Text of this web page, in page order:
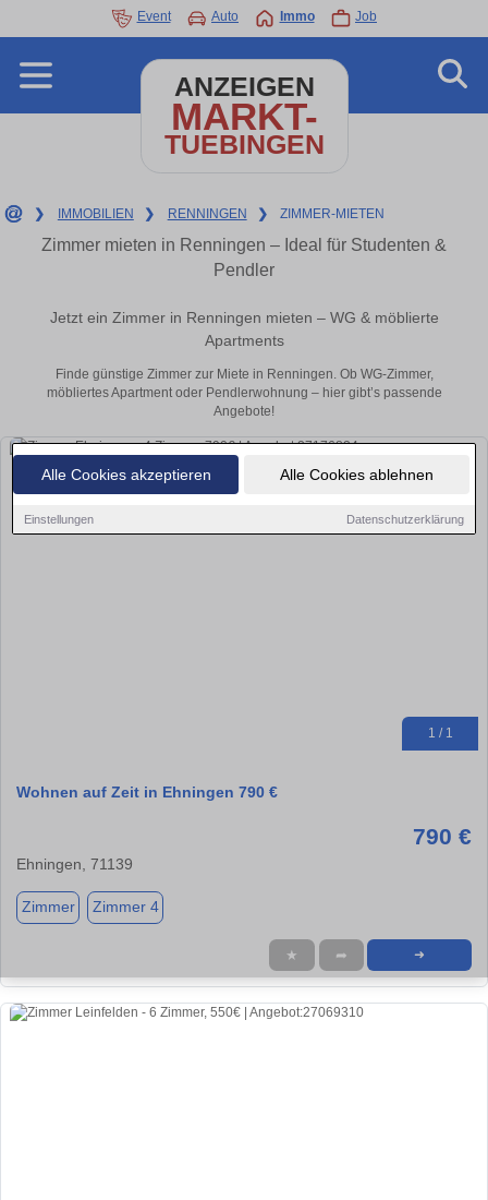
Alle Cookies akzeptieren Alle Cookies ablehnen
Einstellungen Datenschutzerklärung
Event Auto Immo Job
ANZEIGEN
MARKT-
TUEBINGEN
❯ IMMOBILIEN ❯ RENNINGEN ❯ ZIMMER-MIETEN
Zimmer mieten in Renningen – Ideal für Studenten &
Pendler
Jetzt ein Zimmer in Renningen mieten – WG & möblierte
Apartments
Finde günstige Zimmer zur Miete in Renningen. Ob WG-Zimmer,
möbliertes Apartment oder Pendlerwohnung – hier gibt’s passende
Angebote!
1 / 1
Wohnen auf Zeit in Ehningen 790 €
790 €
Ehningen, 71139
Zimmer Zimmer 4
★ ➦ ➜